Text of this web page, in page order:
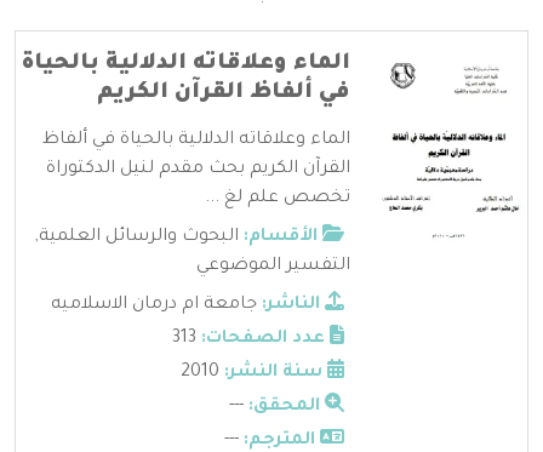
الماء وعلاقاته الدلالية بالحياة
في ألفاظ القرآن الكريم
الماء وعلاقاته الدلالية بالحياة في ألفاظ
القرآن الكريم بحث مقدم لنيل الدكتوراة
تخصص علم لغ ...
الأقسام: البحوث والرسائل العلمية,
التفسير الموضوعي
الناشر: جامعة ام درمان الاسلاميه
عدد الصفحات:
سنة النشر:
المحقق: ---
المترجم: ---